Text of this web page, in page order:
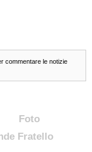
commentare le notizie
Foto
Fratello